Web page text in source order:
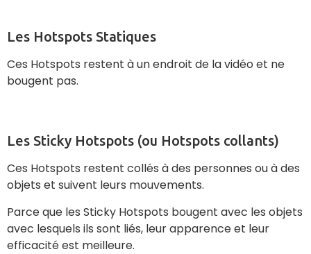
Les Hotspots Statiques
Ces Hotspots restent à un endroit de la vidéo et ne
bougent pas.
Les Sticky Hotspots (ou Hotspots collants)
Ces Hotspots restent collés à des personnes ou à des
objets et suivent leurs mouvements.
Parce que les Sticky Hotspots bougent avec les objets
avec lesquels ils sont liés, leur apparence et leur
efficacité est meilleure.